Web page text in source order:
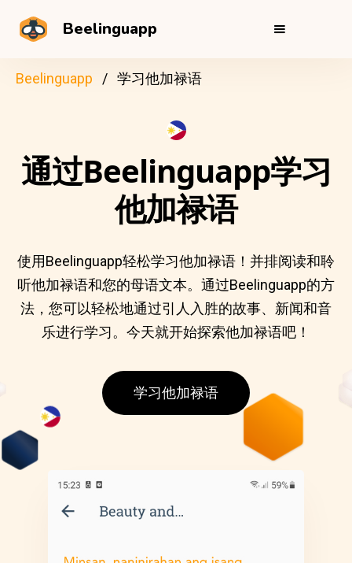
Beelinguapp
Beelinguapp 学习他加禄语
通过Beelinguapp学习
他加禄语
使用Beelinguapp轻松学习他加禄语！并排阅读和聆
听他加禄语和您的母语文本。通过Beelinguapp的方
法，您可以轻松地通过引人入胜的故事、新闻和音
乐进行学习。今天就开始探索他加禄语吧！
学习他加禄语